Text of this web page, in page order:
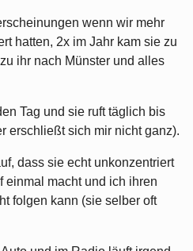
wenn wir mehr
hatten, 2x im Jahr kam sie zu
ihr nach Münster und alles
Tag und sie ruft täglich bis
erschließt sich mir nicht ganz).
dass sie echt unkonzentriert
einmal macht und ich ihren
folgen kann (sie selber oft